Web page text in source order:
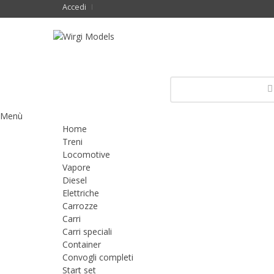
Accedi
Menù
Home
Treni
Locomotive
Vapore
Diesel
Elettriche
Carrozze
Carri
Carri speciali
Container
Convogli completi
Start set